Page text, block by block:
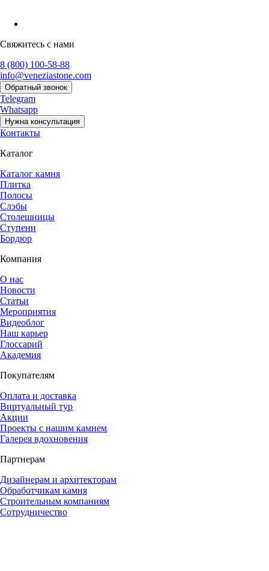
Свяжитесь с нами
8 (800) 100-58-88
info@veneziastone.com
Обратный звонок
Telegram
Whatsapp
Нужна консультация
Контакты
Каталог
Каталог камня
Плитка
Полосы
Слэбы
Столешницы
Ступени
Бордюр
Компания
О нас
Новости
Статьи
Мероприятия
Видеоблог
Наш карьер
Глоссарий
Академия
Покупателям
Оплата и доставка
Виртуальный тур
Акции
Проекты с нашим камнем
Галерея вдохновения
Партнерам
Дизайнерам и архитекторам
Обработчикам камня
Строительным компаниям
Сотрудничество